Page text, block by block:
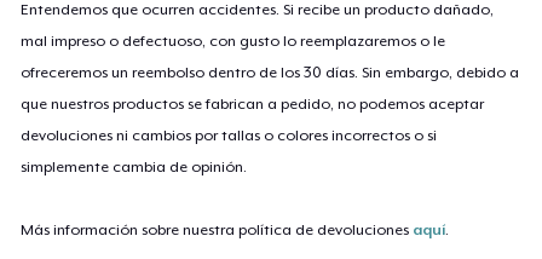
Entendemos que ocurren accidentes. Si recibe un producto dañado,
mal impreso o defectuoso, con gusto lo reemplazaremos o le
ofreceremos un reembolso dentro de los 30 días. Sin embargo, debido a
que nuestros productos se fabrican a pedido, no podemos aceptar
devoluciones ni cambios por tallas o colores incorrectos o si
simplemente cambia de opinión.
Más información sobre nuestra política de devoluciones aquí.